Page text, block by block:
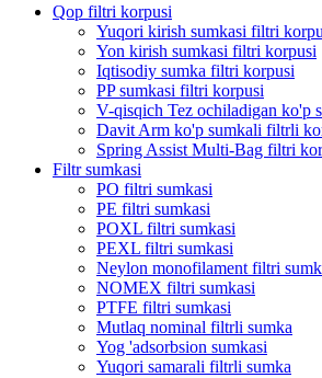
Qop filtri korpusi
Yuqori kirish sumkasi filtri
Yon kirish sumkasi filtri korpusi
Iqtisodiy sumka filtri korpusi
PP sumkasi filtri korpusi
V-qisqich Tez ochiladigan ko'p
Davit Arm ko'p sumkali filtrli
Spring Assist Multi-Bag filtri
Filtr sumkasi
PO filtri sumkasi
PE filtri sumkasi
POXL filtri sumkasi
PEXL filtri sumkasi
Neylon monofilament filtri
NOMEX filtri sumkasi
PTFE filtri sumkasi
Mutlaq nominal filtrli sumka
Yog 'adsorbsion sumkasi
Yuqori samarali filtrli sumka